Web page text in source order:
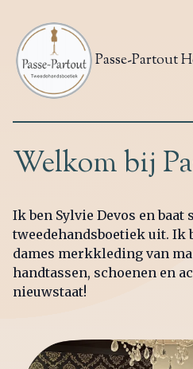
Passe-Partout
Welkom bij
Ik ben Sylvie Devos en
tweedehandsboetiek uit. Ik
dames merkkleding van
handtassen, schoenen en
nieuwstaat!